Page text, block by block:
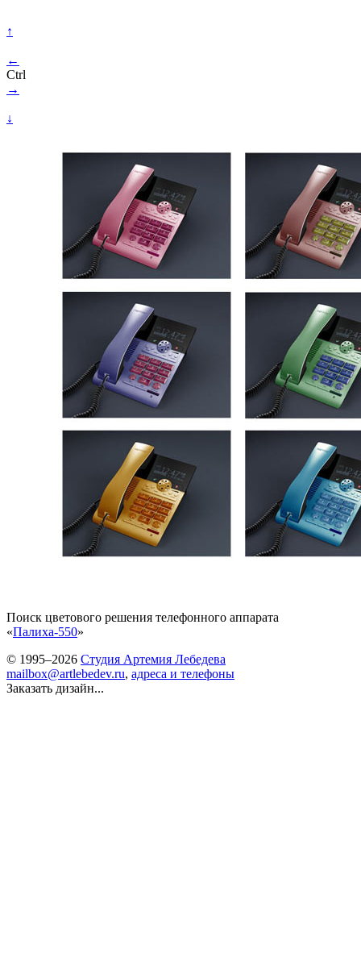
↑
←
Ctrl
→
↓
Поиск цветового решения телефонного аппарата
«Палиха-550»
© 1995–2026 Студия Артемия Лебедева
mailbox@artlebedev.ru, адреса и телефоны
Заказать дизайн...